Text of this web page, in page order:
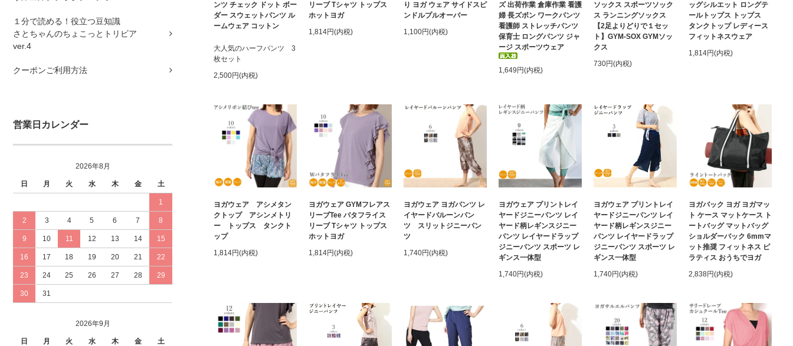
１分で読める！役立つ豆知識
さとちゃんのちょこっとトリビア
ver.4
クーポンご利用方法
営業日カレンダー
2026年8月
日 月 火 水 木 金 土
1
2 3 4 5 6 7 8
9 10 11 12 13 14 15
16 17 18 19 20 21 22
23 24 25 26 27 28 29
30 31
2026年9月
日 月 火 水 木 金 土
ンツ チェック ドット ボー
ダー スウェットパンツ ル
ームウェア コットン
大人気のハーフパンツ 3
枚セット
2,500円(内税)
リーブ Tシャツ トップス
ホットヨガ
1,814円(内税)
り ヨガ ウェア サイドスピ
ンドルプルオーバー
1,100円(内税)
ズ 出荷作業 倉庫作業 看護
婦 長ズボン ワークパンツ
看護師 ストレッチパンツ
保育士 ロングパンツ ジャ
ージ スポーツウェア
1,649円(内税)
ソックス スポーツソック
ス ランニングソックス
【2足よりどりで１セッ
ト】GYM-SOX GYMソッ
クス
730円(内税)
ッグシルエット ロングテ
ールトップス トップス
タンクトップ レディース
フィットネスウェア
1,814円(内税)
ヨガウェア アシメタン
クトップ アシンメトリ
ー トップス タンクト
ップ
1,814円(内税)
ヨガウェア GYMフレアス
リーブTee バタフライス
リーブ Tシャツ トップス
ホットヨガ
1,814円(内税)
ヨガウェア ヨガパンツ レ
イヤードバルーンパン
ツ スリットジニーパン
ツ
1,740円(内税)
ヨガウェア プリントレイ
ヤードジニーパンツ レイ
ヤード柄レギンスジニー
パンツ レイヤードラップ
ジニーパンツ スポーツ レ
ギンス一体型
1,740円(内税)
ヨガウェア プリントレイ
ヤードジニーパンツ レイ
ヤード柄レギンスジニー
パンツ レイヤードラップ
ジニーパンツ スポーツ レ
ギンス一体型
1,740円(内税)
ヨガバック ヨガ ヨガマッ
ト ケース マットケース ト
ートバッグ マットバッグ
ショルダーバック 6mmマ
ット推奨 フィットネス ピ
ラティス おうちでヨガ
2,838円(内税)